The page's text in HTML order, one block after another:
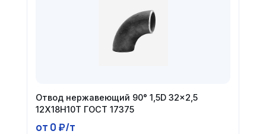
Отвод нержавеющий 90° 1,5D 32×2,5
12Х18Н10Т ГОСТ 17375
от 0 ₽/т